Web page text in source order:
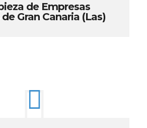
de Empresas
Gran Canaria (Las)